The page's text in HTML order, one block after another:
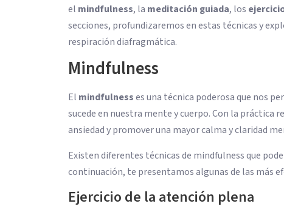
el mindfulness, la meditación guiada, los
secciones, profundizaremos en estas técnicas y
respiración diafragmática.
Mindfulness
El mindfulnesses una técnica poderosa que nos
sucede en nuestra mente y cuerpo. Con la práctica
ansiedad y promover una mayor calma y claridad
Existen diferentes técnicas de mindfulness que
continuación, te presentamos algunas de las más
Ejercicio de la atención plena